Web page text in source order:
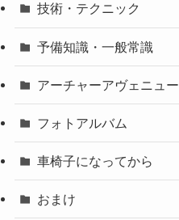
技術・テクニック
予備知識・一般常識
アーチャーアヴェニュー
フォトアルバム
車椅子になってから
おまけ